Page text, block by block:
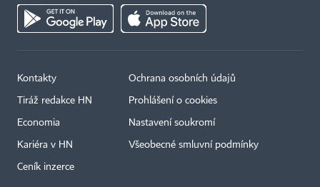
Kontakty
Tiráž redakce HN
Economia
Kariéra v HN
Ceník inzerce
Ochrana osobních údajů
Prohlášení o cookies
Nastavení soukromí
Všeobecné smluvní podmínky